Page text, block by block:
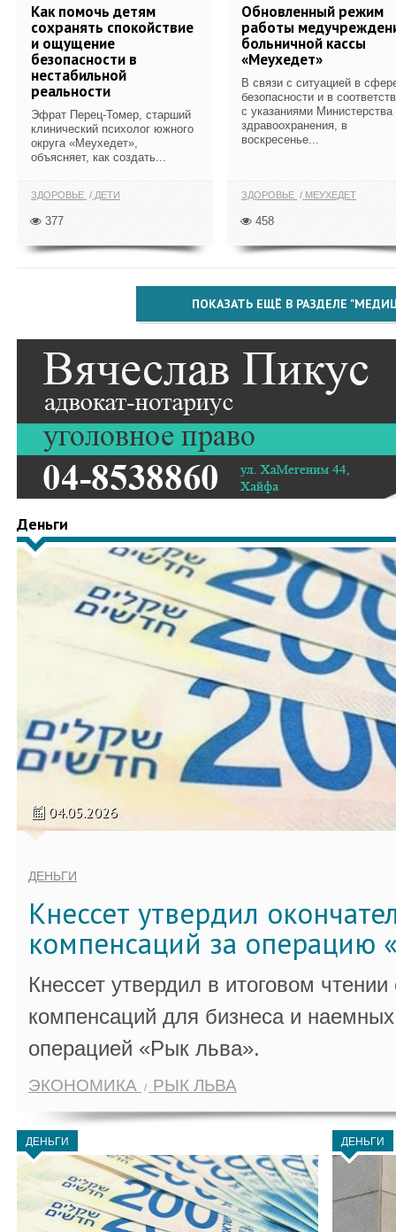
Как помочь детям
сохранять спокойствие
и ощущение
безопасности в
нестабильной
реальности
Эфрат Перец-Томер, старший
клинический психолог южного
округа «Меухедет»,
объясняет, как создать...
ЗДОРОВЬЕ ДЕТИ
377
Обновленный режим
работы
больничной кассы
«Меухедет»
В связи с ситуацией в
безопасности и в
с указаниями Министерства
здравоохранения, в
воскресенье...
ЗДОРОВЬЕ МЕУХЕДЕТ
458
ПОКАЗАТЬ ЕЩЁ В РАЗДЕЛЕ
Деньги
04.05.2026
ДЕНЬГИ
Кнессет утвердил
компенсаций за операцию
Кнессет утвердил в итоговом
компенсаций для бизнеса и
операцией «Рык льва».
ЭКОНОМИКА РЫК ЛЬВА
ДЕНЬГИ ДЕНЬГИ